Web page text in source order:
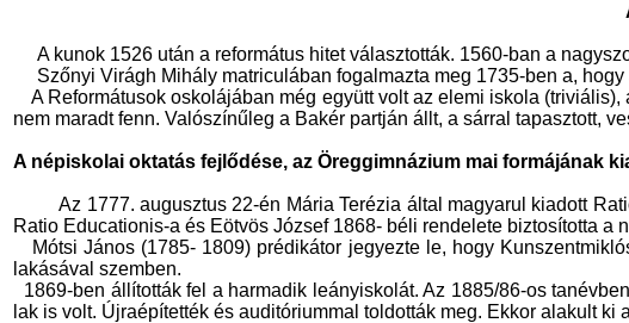
A kunok 1526 után a református hitet választották. 1560-ban a
Szőnyi Virágh Mihály matriculában fogalmazta meg 1735-ben a,
A Reformátusok oskolájában még együtt volt az elemi iskola
nem maradt fenn. Valószínűleg a Bakér partján állt, a sárral tapasztott,
A népiskolai oktatás fejlődése, az Öreggimnázium mai formájának
Az 1777. augusztus 22-én Mária Terézia által magyarul kiadott
Ratio Educationis-a és Eötvös József 1868- béli rendelete biztosította
Mótsi János (1785- 1809) prédikátor jegyezte le, hogy
lakásával szemben.
1869-ben állították fel a harmadik leányiskolát. Az 1885/86-os
lak is volt. Újraépítették és auditóriummal toldották meg. Ekkor alakult ki